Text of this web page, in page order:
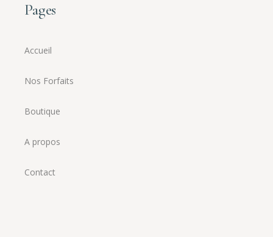
Pages
Accueil
Nos Forfaits
Boutique
A propos
Contact